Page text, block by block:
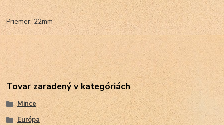
Priemer: 22mm
Tovar zaradený v kategóriách
Mince
Európa